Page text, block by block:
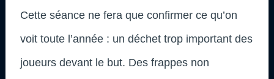
Cette séance ne fera que confirmer ce qu’on
voit toute l’année : un déchet trop important des
joueurs devant le but. Des frappes non